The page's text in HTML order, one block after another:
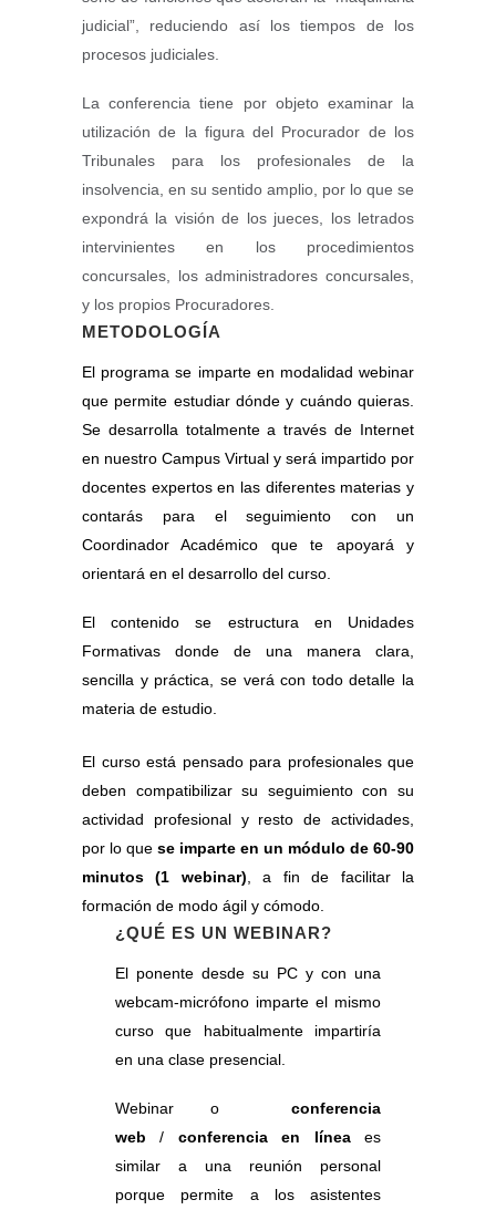
judicial”, reduciendo así los tiempos de los
procesos judiciales.
La conferencia tiene por objeto examinar la
utilización de la figura del Procurador de los
Tribunales para los profesionales de la
insolvencia, en su sentido amplio, por lo que se
expondrá la visión de los jueces, los letrados
intervinientes en los procedimientos
concursales, los administradores concursales,
y los propios Procuradores.
METODOLOGÍA
El programa se imparte en modalidad webinar
que permite estudiar dónde y cuándo quieras.
Se desarrolla totalmente a través de Internet
en nuestro Campus Virtual y será impartido por
docentes expertos en las diferentes materias y
contarás para el seguimiento con un
Coordinador Académico que te apoyará y
orientará en el desarrollo del curso.
El contenido se estructura en Unidades
Formativas donde de una manera clara,
sencilla y práctica, se verá con todo detalle la
materia de estudio.
El curso está pensado para profesionales que
deben compatibilizar su seguimiento con su
actividad profesional y resto de actividades,
por lo que se imparte en un módulo de 60-90
minutos (1 webinar) , a fin de facilitar la
formación de modo ágil y cómodo.
¿QUÉ ES UN WEBINAR?
El ponente desde su PC y con una
webcam-micrófono imparte el mismo
curso que habitualmente impartiría
en una clase presencial.
Webinar o conferencia
web / conferencia en líneaes
similar a una reunión personal
porque permite a los asistentes